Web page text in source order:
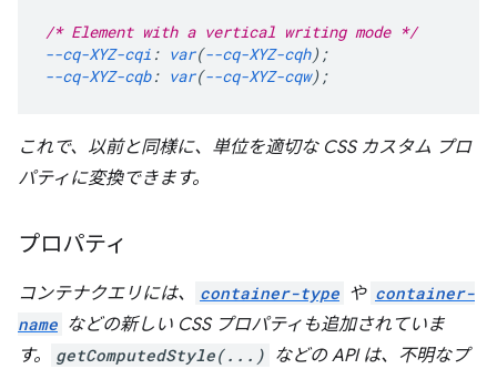
/* Element with a vertical writing mode */
--cq-XYZ-cqi : var(--cq-XYZ-cqh);
--cq-XYZ-cqb: var(--cq-XYZ-cqw);
これで、以前と同様に、単位を適切な CSS カスタム プロ
パティに変換できます。
プロパティ
コンテナクエリには、 container-type や container-
name などの新しい CSS プロパティも追加されていま
す。
getComputedStyle(...) などの API は、不明なプ